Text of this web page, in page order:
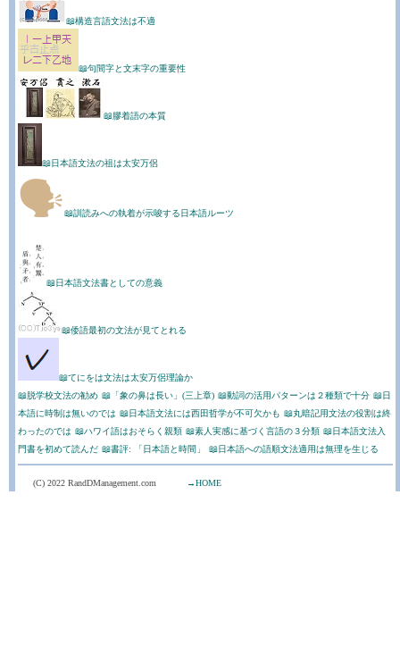
📖構造言語文法は不適
📖句間字と文末字の重要性
📖膠着語の本質
📖日本語文法の祖は太安万侶
🗣📖訓読みへの執着が示唆する日本語ルーツ
📖日本語文法書としての意義
📖倭語最初の文法が見てとれる
📖てにをは文法は太安万侶理論か
📖脱学校文法の勧め 📖「象の鼻は長い」(三上章) 📖動詞の活用パターンは２種類で十分 📖日
本語に時制は無いのでは 📖日本語文法には西田哲学が不可欠かも 📖丸暗記用文法の役割は終
わったのでは 📖ハワイ語はおそらく親類 📖素人実感に基づく言語の３分類 📖日本語文法入
門書を初めて読んだ 📖書評: 「日本語と時間」 📖日本語への語順文法適用は無理を生じる
(C) 2022 RandDManagement.com →HOME